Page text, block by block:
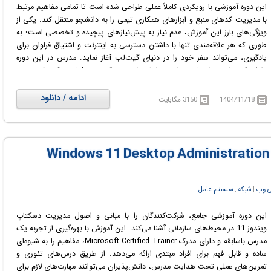
چالش‌های واقعی در دیتاسنترهای مدرن آماده کرده و مسیری روشن برای تسلط بر
فناوری‌های ابری و محلی مایکروسافت فراهم می‌سازد.
در دوره آموزشی Windows Server 2025 Administration با نصب، پیکربندی و
مدیریت هویت در جدیدترین نسخه سرور مایکروسافت آشنا خواهید شد.
این دوره آموزشی با رویکردی کاملاً عملی طراحی شده است تا تمامی مفاهیم مرتبط
با مدیریت کدهای منبع و ابزارهای همکاری تیمی را به دانشجو منتقل کند. یکی از
ویژگی‌های بارز این آموزش، عدم نیاز به پیش‌نیازهای پیچیده و تخصصی است؛ به
طوری که هر علاقه‌مندی تنها با داشتن دسترسی به اینترنت و اشتیاق فراوان برای
یادگیری، می‌تواند سفر خود را در دنیای گیت‌لب آغاز نماید. مدرس در این دوره
تلاش کرده است تا تمامی مباحث را با بیشترین دقت و جزئیات ممکن شرح دهد
ساختار دروس به گونه‌ای چیدمان شده است که حتی مفاهیم دشوار نیز به زبانی
ساده و قابل فهم بیان شوند. با این حال، پشتیبانی مستمری برای دانشجو در نظر
گرفته شده است؛ چنانچه بخشی از مطالب نیاز به شفاف‌سازی بیشتر داشته باشد یا
دانشجو احساس کند که جای خالی یک مبحث خاص در آموزش حس می‌شود،
این امکان فراهم شده تا از طریق بخش نظرات ذیل هر درس یا ارسال پیام
مستقیم، با مدرس در ارتباط باشد. این تعامل دوطرفه باعث می‌شود که دوره همواره
در دوره آموزشی OpenShift 4.20 and Docker: From Zero to Production
شد.
1404/11/18 3150 مگابایت ادامه / دانلود
وب ‏| شبکه,سیستم عامل
این دوره آموزشی جامع، شرکت‌کنندگان را با مبانی و اصول مدیریت دسکتاپ
ویندوز 11 در محیط‌های سازمانی آشنا می‌کند. این آموزش با بهره‌گیری از تجربه یک
مدرس باسابقه و دارای مدرک Microsoft Certified Trainer، مفاهیم را به شیوه‌ای
ساده و قابل فهم برای افراد مبتدی ارائه می‌دهد. از طریق درس‌های تئوری و
تمرین‌های عملی تحت هدایت مدرس، دانش‌پذیران می‌توانند مهارت‌های لازم برای